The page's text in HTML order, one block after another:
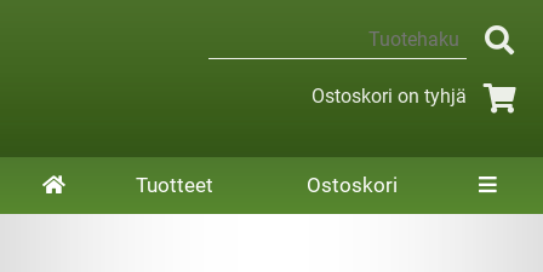
Ostoskori on tyhjä
Tuotteet Ostoskori